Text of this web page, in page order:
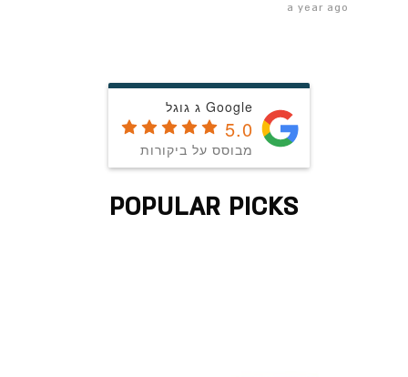
a year ago
Google ג גוגל
5.0
מבוסס על ביקורות
POPULAR PICKS